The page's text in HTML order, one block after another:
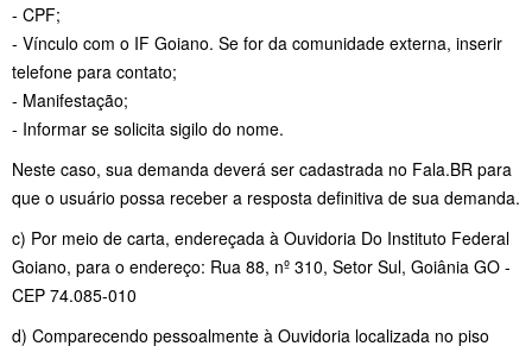
- CPF;
- Vínculo com o IF Goiano. Se for da comunidade externa, inserir
telefone para contato;
- Manifestação;
- Informar se solicita sigilo do nome.
Neste caso, sua demanda deverá ser cadastrada no Fala.BR para
que o usuário possa receber a resposta definitiva de sua demanda.
c) Por meio de carta, endereçada à Ouvidoria Do Instituto Federal
Goiano, para o endereço: Rua 88, nº 310, Setor Sul, Goiânia GO -
CEP 74.085-010
d) Comparecendo pessoalmente à Ouvidoria localizada no piso